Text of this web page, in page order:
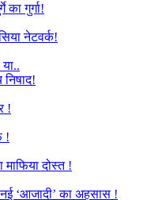
गुर्गा!
नेटवर्क!
!
!
दोस्त !
‘आजादी’ का अहसास !